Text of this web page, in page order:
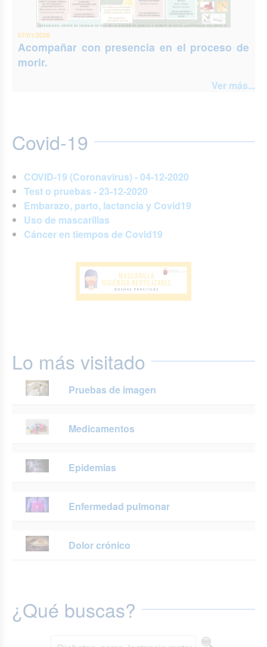
07/01/2026
Acompañar con presencia en el proceso de
morir.
Ver más...
Covid-19
COVID-19 (Coronavirus) - 04-12-2020
Test o pruebas - 23-12-2020
Embarazo, parto, lactancia y Covid19
Uso de mascarillas
Cáncer en tiempos de Covid19
Lo más visitado
Pruebas de imagen
Medicamentos
Epidemias
Enfermedad pulmonar
Dolor crónico
¿Qué buscas?